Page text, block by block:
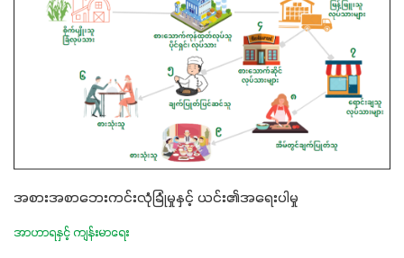
အစားအစာဘေးကင်းလုံခြုံမှုနှင့် ယင်း၏အရေးပါမှု
အာဟာရနှင့် ကျန်းမာရေး